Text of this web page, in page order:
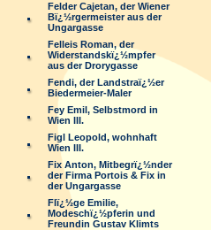
Felder Cajetan, der Wiener
Bï¿½rgermeister aus der
Ungargasse
Felleis Roman, der
Widerstandskï¿½mpfer
aus der Drorygasse
Fendi, der Landstraï¿½er
Biedermeier-Maler
Fey Emil, Selbstmord in
Wien III.
Figl Leopold, wohnhaft
Wien III.
Fix Anton, Mitbegrï¿½nder
der Firma Portois & Fix in
der Ungargasse
Flï¿½ge Emilie,
Modeschï¿½pferin und
Freundin Gustav Klimts